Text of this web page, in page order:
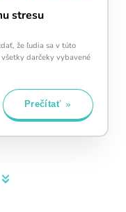
stresu
že ľudia sa v túto
darčeky vybavené
Prečítať